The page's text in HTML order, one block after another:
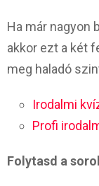
Ha már nagyon
akkor ezt a két
meg haladó
Irodalmi
Profi
Folytasd a